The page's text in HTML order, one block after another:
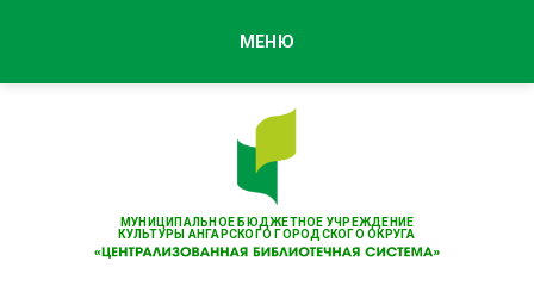
МУНИЦИПАЛЬНОЕ БЮДЖЕТНОЕ УЧРЕЖДЕНИЕ
КУЛЬТУРЫ АНГАРСКОГО ГОРОДСКОГО ОКРУГА
МЕНЮ